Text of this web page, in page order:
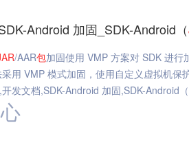
Android 加固_SDK-Android（
/AAR包加固使用 VMP 方案对 SDK 进
用 VMP 模式加固，使用自定义虚拟机
发文档,SDK-Android 加固,SDK-Android（